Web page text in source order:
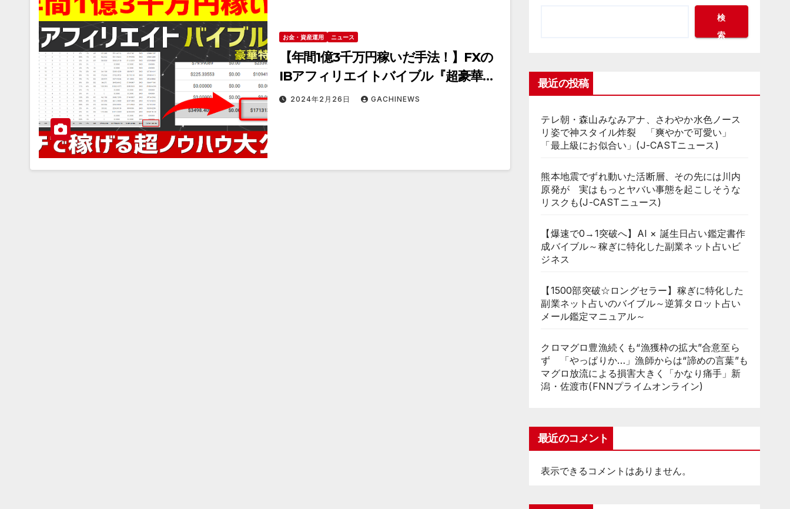
お金・資産運用 ニュース
【年間1億3千万円稼いだ手法！】FXの
IBアフィリエイトバイブル『超豪華特
典付』
2024年2月26日 GACHINEWS
検
索
最近の投稿
テレ朝・森山みなみアナ、さわやか水色ノース
リ姿で神スタイル炸裂 「爽やかで可愛い」
「最上級にお似合い」(J-CASTニュース)
熊本地震でずれ動いた活断層、その先には川内
原発が 実はもっとヤバい事態を起こしそうな
リスクも(J-CASTニュース)
【爆速で0→1突破へ】AI × 誕生日占い鑑定書作
成バイブル～稼ぎに特化した副業ネット占いビ
ジネス
【1500部突破☆ロングセラー】稼ぎに特化した
副業ネット占いのバイブル～逆算タロット占い
メール鑑定マニュアル～
クロマグロ豊漁続くも“漁獲枠の拡大”合意至ら
ず 「やっぱりか…」漁師からは“諦めの言葉”も
マグロ放流による損害大きく「かなり痛手」新
潟・佐渡市(FNNプライムオンライン)
最近のコメント
表示できるコメントはありません。